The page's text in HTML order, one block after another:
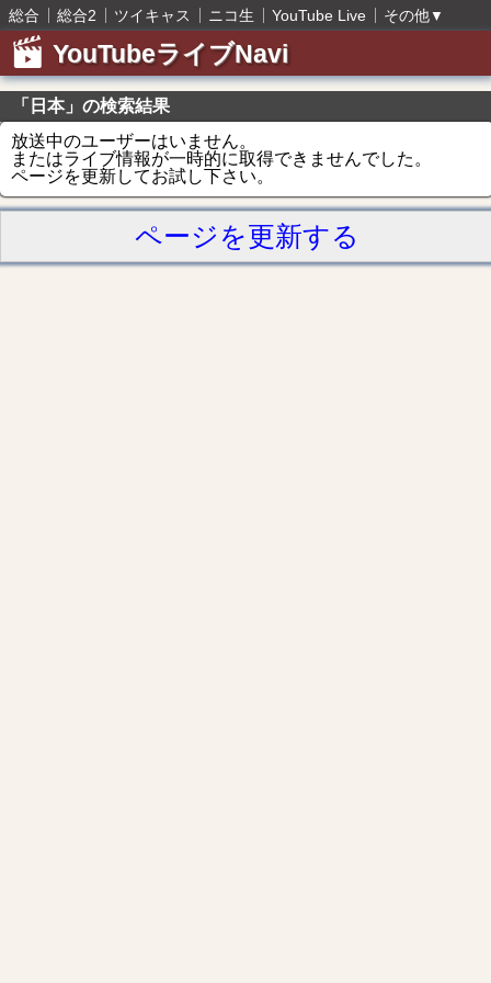
総合 総合2 ツイキャス ニコ生 YouTube Live その他▼
YouTubeライブNavi
「日本」の検索結果
放送中のユーザーはいません。
またはライブ情報が一時的に取得できませんでした。
ページを更新してお試し下さい。
ページを更新する